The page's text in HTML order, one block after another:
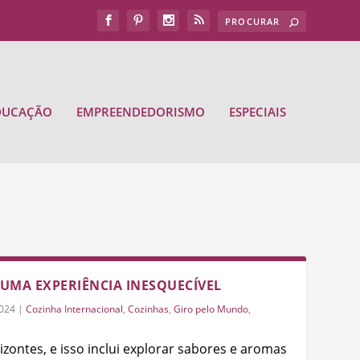
EMPREENDEDORISMO ESPECIAIS
EXPERIÊNCIA INESQUECÍVEL
| Cozinha Internacional, Cozinhas, Giro pelo Mundo,
e isso inclui explorar sabores e aromas